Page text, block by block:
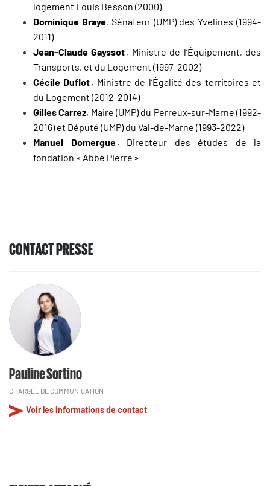
logement Louis Besson (2000)
Dominique Braye, Sénateur (UMP) des Yvelines (1994-
2011)
Jean-Claude Gayssot, Ministre de l’Équipement, des
Transports, et du Logement (1997-2002)
Cécile Duflot, Ministre de l’Égalité des territoires et
du Logement (2012-2014)
Gilles Carrez, Maire (UMP) du Perreux-sur-Marne (1992-
2016) et Député (UMP) du Val-de-Marne (1993-2022)
Manuel Domergue, Directeur des études de la
fondation « Abbé Pierre »
CONTACT PRESSE
Pauline Sortino
CHARGÉE DE COMMUNICATION
Voir les informations de contact